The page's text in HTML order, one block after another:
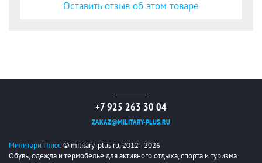
Оставить отзыв об этом товаре
+7 925 263 30 04
ZAKAZ@MILITARY-PLUS.RU
Милитари Плюс© military-plus.ru, 2012 - 2026
Обувь, одежда и термобелье для активного отдыха, спорта и туризма